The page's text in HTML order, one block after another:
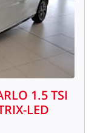
1.5TSI
LED